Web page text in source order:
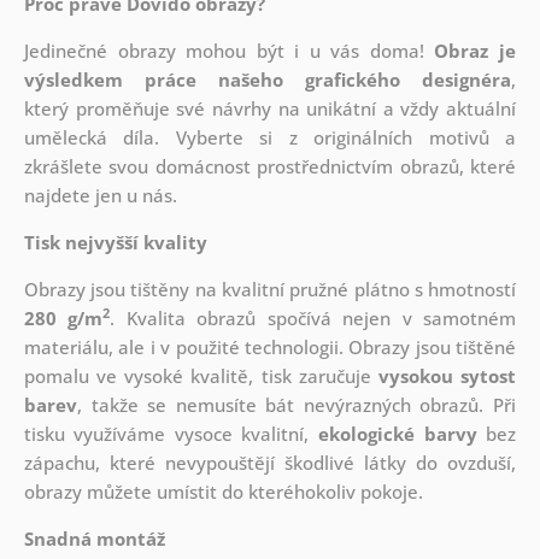
Jedinečné obrazy mohou být i u vás doma! Obraz je
výsledkem práce našeho grafického designéra,
který proměňuje své návrhy na unikátní a vždy aktuální
umělecká díla. Vyberte si z originálních motivů a
zkrášlete svou domácnost prostřednictvím obrazů, které
najdete jen u nás.
Tisk nejvyšší kvality
Obrazy jsou tištěny na kvalitní pružné plátno s hmotností
280 g/m2. Kvalita obrazů spočívá nejen v samotném
materiálu, ale i v použité technologii. Obrazy jsou tištěné
pomalu ve vysoké kvalitě, tisk zaručuje vysokou sytost
barev, takže se nemusíte bát nevýrazných obrazů. Při
tisku využíváme vysoce kvalitní,ekologické barvybez
zápachu, které nevypouštějí škodlivé látky do ovzduší,
obrazy můžete umístit do kteréhokoliv pokoje.
Snadná montáž